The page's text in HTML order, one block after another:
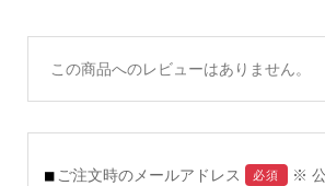
この商品へのレビューはありません。
ご注文時のメールアドレス 必須 ※